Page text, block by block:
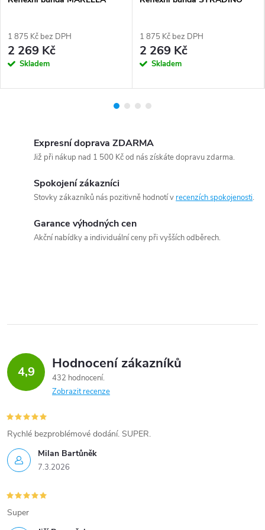
Expresní doprava ZDARMA
Již při nákup nad 1 500 Kč od nás získáte dopravu zdarma.
Spokojení zákazníci
Stovky zákazníků nás pozitivně hodnotí v recenzích spokojenosti.
Garance výhodných cen
Akční nabídky a individuální ceny při vyšších odběrech.
1 875 Kč bez DPH
2 269 Kč
Skladem
1 875 Kč bez DPH
2 269 Kč
Skladem
4,9 Hodnocení zákazníků
432 hodnocení
Zobrazit recenze
Milan Bartůněk
7.3.2026
Rychlé bezproblémové dodání. SUPER.
Super